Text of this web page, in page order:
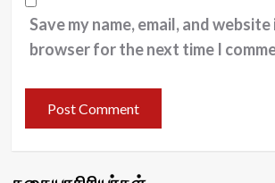
Save my name, email, and website
browser for the next time I